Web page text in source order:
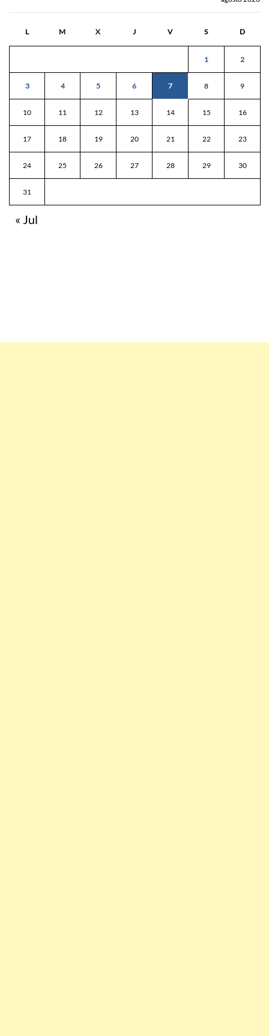
L M X J V S D
1 2
3 4 5 6 7 8 9
10 11 12 13 14 15 16
17 18 19 20 21 22 23
24 25 26 27 28 29 30
31
« Jul